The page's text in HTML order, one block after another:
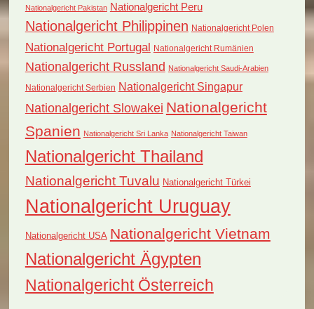
Nationalgericht Pakistan Nationalgericht Peru
Nationalgericht Philippinen Nationalgericht Polen
Nationalgericht Portugal Nationalgericht Rumänien
Nationalgericht Russland Nationalgericht Saudi-Arabien
Nationalgericht Serbien Nationalgericht Singapur
Nationalgericht Slowakei Nationalgericht
Spanien Nationalgericht Sri Lanka Nationalgericht Taiwan
Nationalgericht Thailand
Nationalgericht Tuvalu Nationalgericht Türkei
Nationalgericht Uruguay
Nationalgericht USA Nationalgericht Vietnam
Nationalgericht Ägypten
Nationalgericht Österreich